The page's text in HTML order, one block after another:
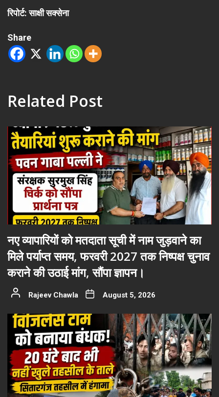
रिपोर्ट: साक्षी सक्सेना
Share
Related Post
नए व्यापारियों को मतदाता सूची में नाम जुड़वाने का
मिले पर्याप्त समय, फरवरी 2027 तक निष्पक्ष चुनाव
कराने की उठाई मांग, सौंपा ज्ञापन।
Rajeev Chawla August 5, 2026